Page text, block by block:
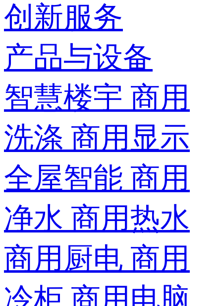
创新服务
产品与设备
智慧楼宇 商用
洗涤 商用显示
全屋智能 商用
净水 商用热水
商用厨电 商用
冷柜 商用电脑